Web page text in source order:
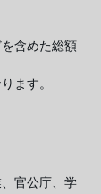
含めた総額
ます。
官公庁、学